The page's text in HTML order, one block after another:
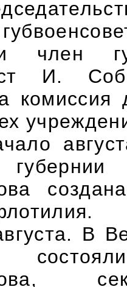
член
И.
комиссия
августа.
В